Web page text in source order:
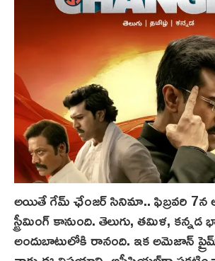
అయితే గేమ్ ఛేంజ‌ర్‌ సినిమా.. ఫిబ్రవరి
స్ట్రీమింగ్ కానుంది. తెలుగు, తమిళ, కన్నడ
అందుబాటులోకి రానంది. ఇక అమెజాన్